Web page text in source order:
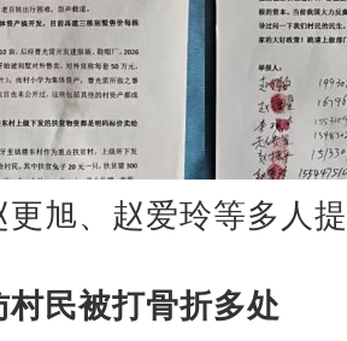
旭、赵爱玲等多人
民被打骨折多处